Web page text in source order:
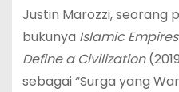
Justin Marozzi, seorang
bukunya Islamic
Define a Civilization
sebagai “Surga yang